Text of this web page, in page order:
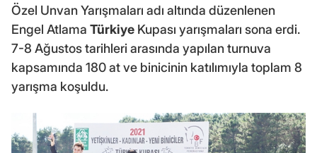
Özel Unvan Yarışmaları adı altında düzenlenen
Engel Atlama Türkiye Kupası yarışmaları sona erdi.
7-8 Ağustos tarihleri arasında yapılan turnuva
kapsamında 180 at ve binicinin katılımıyla toplam 8
yarışma koşuldu.